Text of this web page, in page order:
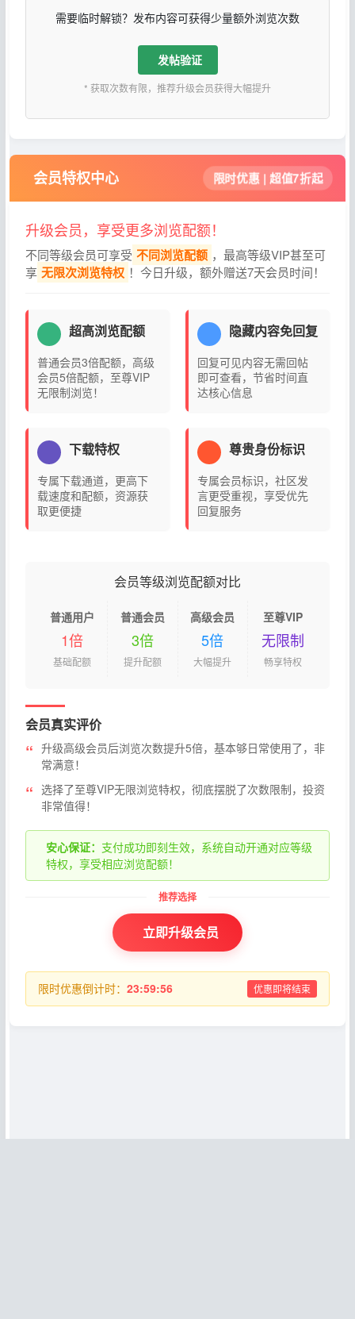
需要临时解锁？发布内容可获得少量额外浏览次数
发帖验证
* 获取次数有限，推荐升级会员获得大幅提升
会员特权中心 限时优惠 | 超值7折起
升级会员，享受更多浏览配额！
不同等级会员可享受 不同浏览配额 ，最高等级VIP甚至可
享 无限次浏览特权 ！今日升级，额外赠送7天会员时间！
超高浏览配额
普通会员3倍配额，高级
会员5倍配额，至尊VIP
无限制浏览！
隐藏内容免回复
回复可见内容无需回帖
即可查看，节省时间直
达核心信息
下载特权
专属下载通道，更高下
载速度和配额，资源获
取更便捷
尊贵身份标识
专属会员标识，社区发
言更受重视，享受优先
回复服务
会员等级浏览配额对比
普通用户
1倍
基础配额
普通会员
3倍
提升配额
高级会员
5倍
大幅提升
至尊VIP
无限制
畅享特权
会员真实评价
升级高级会员后浏览次数提升5倍，基本够日常使用了，非
常满意！
选择了至尊VIP无限浏览特权，彻底摆脱了次数限制，投资
非常值得！
安心保证： 支付成功即刻生效，系统自动开通对应等级
特权，享受相应浏览配额！
立即升级会员
限时优惠倒计时： 23:59:56 优惠即将结束